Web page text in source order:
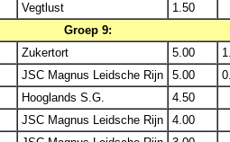
Vegtlust
1.50
Groep 9:
Zukertort 5.00
JSC Magnus Leidsche Rijn 5.00
Hooglands S.G.
4.50
JSC Magnus Leidsche Rijn
4.00